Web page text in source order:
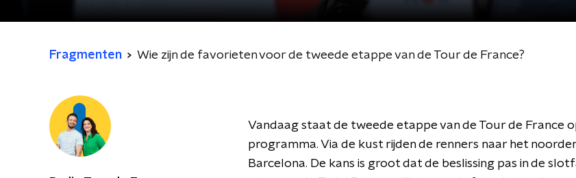
Fragmenten Wie zijn de favorieten voor de tweede etappe van de Tour de France?
Vandaag staat de tweede etappe van de Tour de France
programma. Via de kust rijden de renners naar het
Barcelona. De kans is groot dat de beslissing pas in de